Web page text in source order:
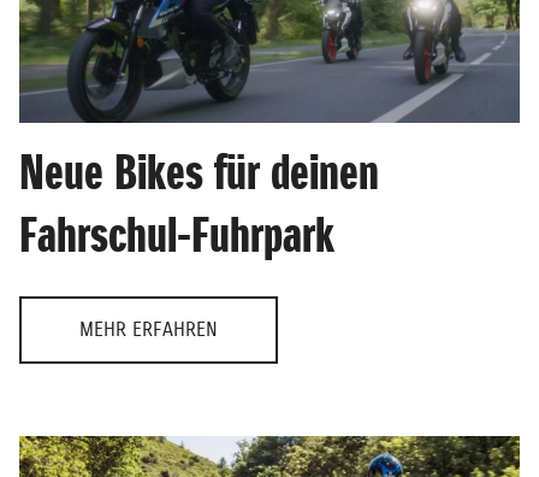
Neue Bikes für deinen
Fahrschul-Fuhrpark
MEHR ERFAHREN